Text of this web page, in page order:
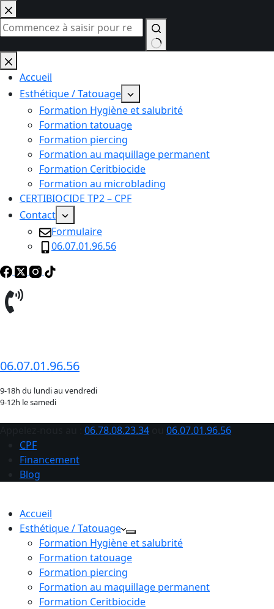
Passer
au
contenu
Aucun
résultatAccueil
Esthétique / Tatouage
Formation Hygiène et salubrité
Formation tatouage
Formation piercing
Formation au maquillage permanent
Formation Ceritbiocide
Formation au microblading
CERTIBIOCIDE TP2 – CPF
Contact
Formulaire
06.07.01.96.56
06.07.01.96.56
9-18h du lundi au vendredi
9-12h le samedi
06.78.08.23.34
06.07.01.96.56
CPF
Financement
Blog
Accueil
Esthétique / Tatouage
Formation Hygiène et salubrité
Formation tatouage
Formation piercing
Formation au maquillage permanent
Formation Ceritbiocide